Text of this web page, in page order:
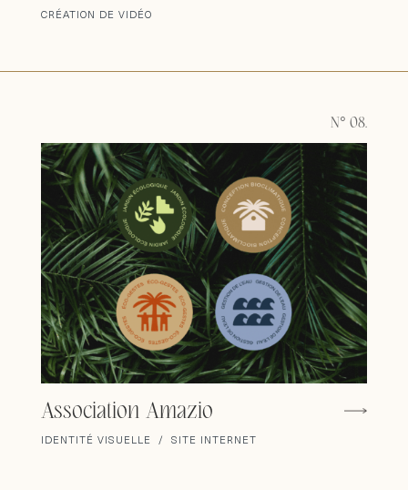
CRÉATION DE VIDÉO
N° 08.
Association Amazio
IDENTITÉ VISUELLE / SITE INTERNET